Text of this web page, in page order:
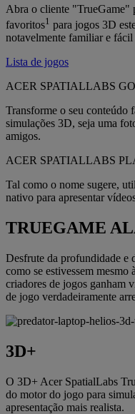
Abra o cliente "TrueGame"
favoritos1 para jogos 3D
notavelmente familiar e
Lista de jogos
ACER SPATIALLABS GO
Transforme o seu conteúdo
simulações 3D, seja uma
amigos.
ACER SPATIALLABS
Tal como o nome sugere,
nativo para apresentar
TRUEGAME
Desfrute da profundidade e
como se estivessem mesmo
criadores de jogos ganham
de jogo verdadeiramente
3D+
O 3D+ Acer SpatialLabs
do motor do jogo para
apresentação mais realista.